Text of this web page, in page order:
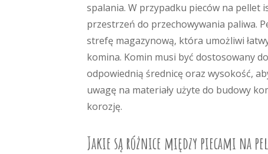
spalania. W przypadku pieców na pellet
przestrzeń do przechowywania paliwa.
strefę magazynową, która umożliwi
komina. Komin musi być dostosowany
odpowiednią średnicę oraz wysokość,
uwagę na materiały użyte do budowy
korozję.
Jakie są różnice między piecami na